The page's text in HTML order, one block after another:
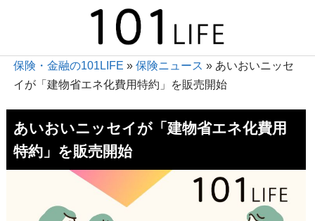
保険・金融の101LIFE » 保険ニュース » あいおいニッセ
イが「建物省エネ化費用特約」を販売開始
あいおいニッセイが「建物省エネ化費用
特約」を販売開始